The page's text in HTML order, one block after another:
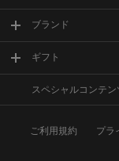
ブランド
ギフト
スペシャルコンテン
ご利用規約 プラ